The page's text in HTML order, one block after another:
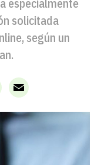
especialmente
solicitada
según un
Copy
Link
Email